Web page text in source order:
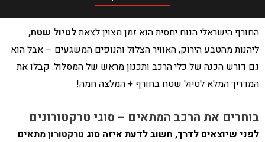
החורף הישראלי הנוח יחסית הוא זמן מצוין לצאתלטיול שטח,
ליהנות מהטבע הירוק, האוויר הצלול והנופים המשגעים – אבל הוא
גם דורש הכנה של כלי הרכב ותכנון מראש של המסלול. קבלו את
המדריך המלא לטיול שטח בחורף + המלצה חמה!
בוחרים את הרכב המתאים – סוגי טרקטורונים
לפני שיוצאים לדרך, חשוב לדעת איזה סוג טרקטורוןמתאים